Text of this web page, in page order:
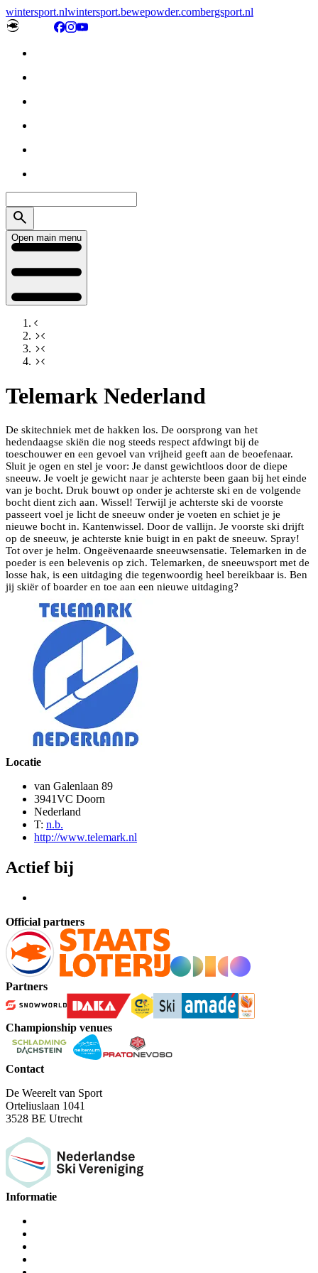
wintersport.nlwintersport.bewepowder.combergsport.nl
Open main menu
Telemark Nederland
De skitechniek met de hakken los. De oorsprong van het
hedendaagse skiën die nog steeds respect afdwingt bij de
toeschouwer en een gevoel van vrijheid geeft aan de beoefenaar.
Sluit je ogen en stel je voor: Je danst gewichtloos door de diepe
sneeuw. Je voelt je gewicht naar je achterste been gaan bij het einde
van je bocht. Druk bouwt op onder je achterste ski en de volgende
bocht dient zich aan. Wissel! Terwijl je achterste ski de voorste
passeert voel je licht de sneeuw onder je voeten en schiet je je
nieuwe bocht in. Kantenwissel. Door de vallijn. Je voorste ski drijft
op de sneeuw, je achterste knie buigt in en pakt de sneeuw. Spray!
Tot over je helm. Ongeëvenaarde sneeuwsensatie. Telemarken in de
poeder is een belevenis op zich. Telemarken, de sneeuwsport met de
losse hak, is een uitdaging die tegenwoordig heel bereikbaar is. Ben
jij skiër of boarder en toe aan een nieuwe uitdaging?
Locatie
van Galenlaan 89
3941VC Doorn
Nederland
T: n.b.
http://www.telemark.nl
Actief bij
Official partners
Partners
Championship venues
Contact
De Weerelt van Sport
Orteliuslaan 1041
3528 BE Utrecht
Informatie